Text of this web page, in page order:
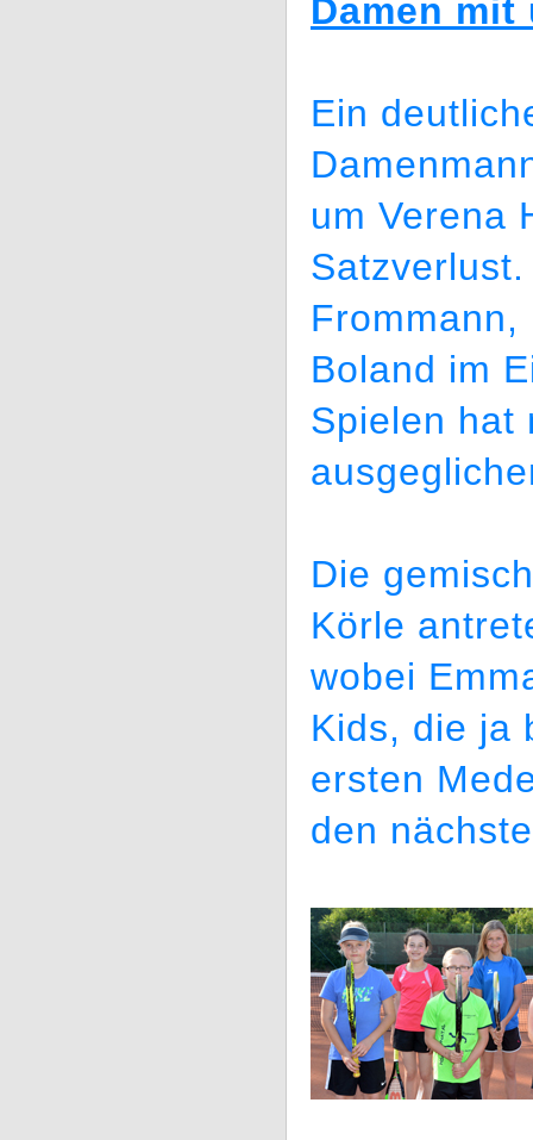
Damen
Ein
um Verena
Frommann,
Boland im
Spielen hat
Die
Körle
wobei
Kids, die ja
ersten
den